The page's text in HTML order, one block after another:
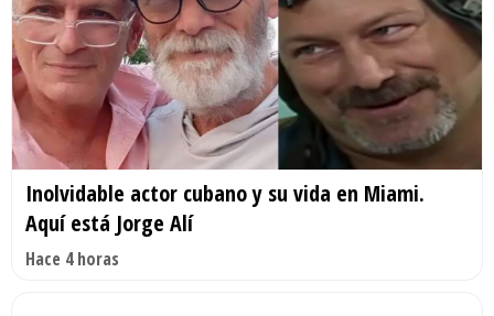
Inolvidable actor cubano y su vida en Miami.
Aquí está Jorge Alí
Hace 4 horas